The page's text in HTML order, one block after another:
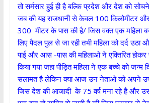
तो सर्मसार हुई ही है बल्कि प्रदेश और देश को
जब की यह राजधानी से केवल 100 किलोमीटर
300 मीटर के पास की है/ जिस वक्त एक महिला
लिए पैदल पुल से जा रही तभी महिला को दर्द उठा
पाई और आस -पास की महिलाओ ने एक्तिरित होकर
किया गया जहा पीड़ित महिला ने एक बच्चे को जन्म
सलामत है लेकिन क्या आज उन नेताओ को अपने उपर
जिस देश की आजादी के 75 वर्ष मना रहे है और